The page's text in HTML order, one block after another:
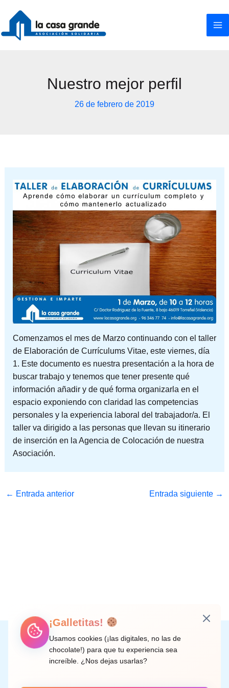
contenido
Nuestro mejor perfil
26 de febrero de 2019
Comenzamos el mes de Marzo continuando con el taller
de Elaboración de Currículums Vitae, este viernes, día
1. Este documento es nuestra presentación a la hora de
buscar trabajo y tenemos que tener presente qué
información añadir y de qué forma organizarla en el
espacio exponiendo con claridad las competencias
personales y la experiencia laboral del trabajador/a. El
taller va dirigido a las personas que llevan su itinerario
de inserción en la Agencia de Colocación de nuestra
Asociación.
← Entrada anterior Entrada siguiente →
Instagram
Facebook
X LinkedIn
Correo electrónico
¡Galletitas!
Usamos cookies (¡las digitales, no las de
chocolate!) para que tu experiencia sea
increíble. ¿Nos dejas usarlas?